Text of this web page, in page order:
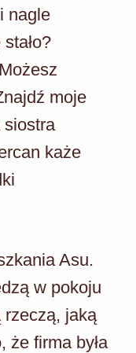
nagle
moje
siostra
każe
Asu.
w pokoju
rzeczą, jaką
że firma była